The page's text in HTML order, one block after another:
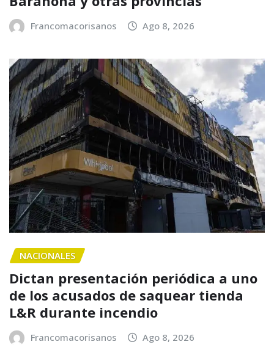
Francomacorisanos Ago 8, 2026
NACIONALES
Dictan presentación periódica a uno
de los acusados de saquear tienda
L&R durante incendio
Francomacorisanos Ago 8, 2026